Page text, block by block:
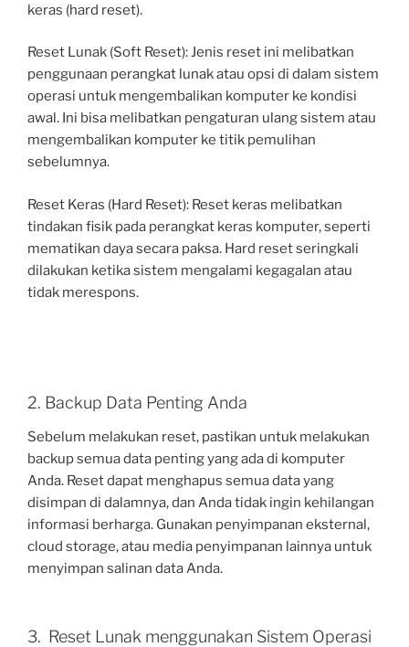
keras (hard reset).
Reset Lunak (Soft Reset): Jenis reset ini melibatkan
penggunaan perangkat lunak atau opsi di dalam sistem
operasi untuk mengembalikan komputer ke kondisi
awal. Ini bisa melibatkan pengaturan ulang sistem atau
mengembalikan komputer ke titik pemulihan
sebelumnya.
Reset Keras (Hard Reset): Reset keras melibatkan
tindakan fisik pada perangkat keras komputer, seperti
mematikan daya secara paksa. Hard reset seringkali
dilakukan ketika sistem mengalami kegagalan atau
tidak merespons.
2. Backup Data Penting Anda
Sebelum melakukan reset, pastikan untuk melakukan
backup semua data penting yang ada di komputer
Anda. Reset dapat menghapus semua data yang
disimpan di dalamnya, dan Anda tidak ingin kehilangan
informasi berharga. Gunakan penyimpanan eksternal,
cloud storage, atau media penyimpanan lainnya untuk
menyimpan salinan data Anda.
3. Reset Lunak menggunakan Sistem Operasi